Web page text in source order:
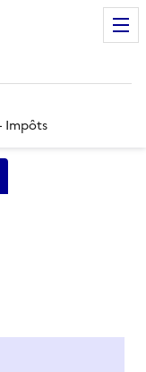
Impôts
clés, partie du